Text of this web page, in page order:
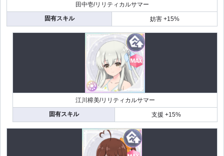
田中壱/リリティカルサマー
固有スキル
妨害 +15%
江川樟美/リリティカルサマー
固有スキル
支援 +15%